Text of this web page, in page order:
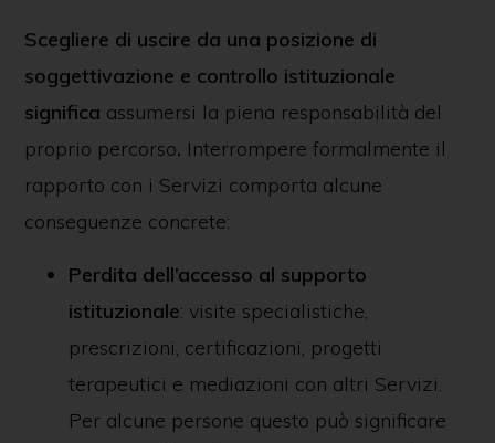
Scegliere di uscire da una posizione di
soggettivazione e controllo istituzionale
significa assumersi la piena responsabilità del
proprio percorso. Interrompere formalmente il
rapporto con i Servizi comporta alcune
conseguenze concrete:
Perdita dell’accesso al supporto
istituzionale: visite specialistiche,
prescrizioni, certificazioni, progetti
terapeutici e mediazioni con altri Servizi.
Per alcune persone questo può significare